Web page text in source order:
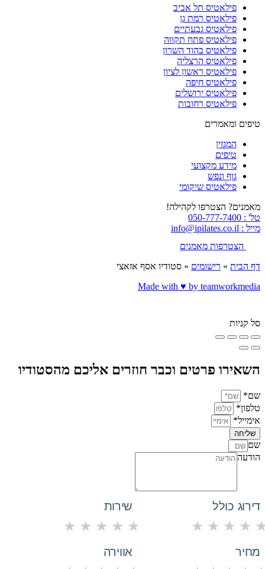
פילאטיס תל אביב
פילאטיס רמת גן
פילאטיס גבעתיים
פילאטיס פתח תקווה
פילאטיס בהוד השרון
פילאטיס הרצליה
פילאטיס ראשון לציון
פילאטיס חיפה
פילאטיס ירושלים
פילאטיס רחובות
טיפים ומאמרים
המגזין
טיפים
מידע מקצועי
גוף ונפש
פילאטיס שיקומי
מאמנים? הצטרפו לקהילה!
טל' : 050-777-7400
מייל : info@ipilates.co.il
הצטרפות מאמנים
דף הבית » רישומים » סטודיו אסף אזאצי
Made with ♥️ by teamworkmedia
סל קניות
השאירו פרטים וכבר חוזרים אליכם מהסטודיו
שם*
טלפון*
אימייל*
שליחה
שם
הודעה
דירוג כולל
★ ★ ★ ★
שירות
★ ★ ★ ★ ★
מחיר אווירה